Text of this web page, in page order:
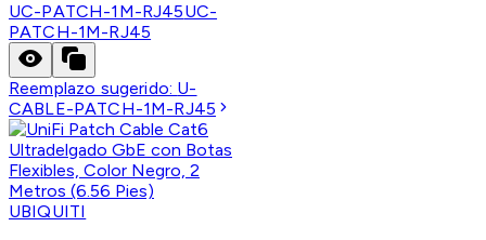
UC-PATCH-1M-RJ45UC-
PATCH-1M-RJ45
Reemplazo sugerido: U-
CABLE-PATCH-1M-RJ45
UBIQUITI